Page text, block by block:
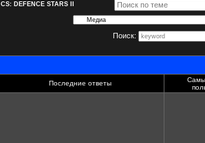
CS: DEFENCE STARS II
Поиск:
Последние ответы